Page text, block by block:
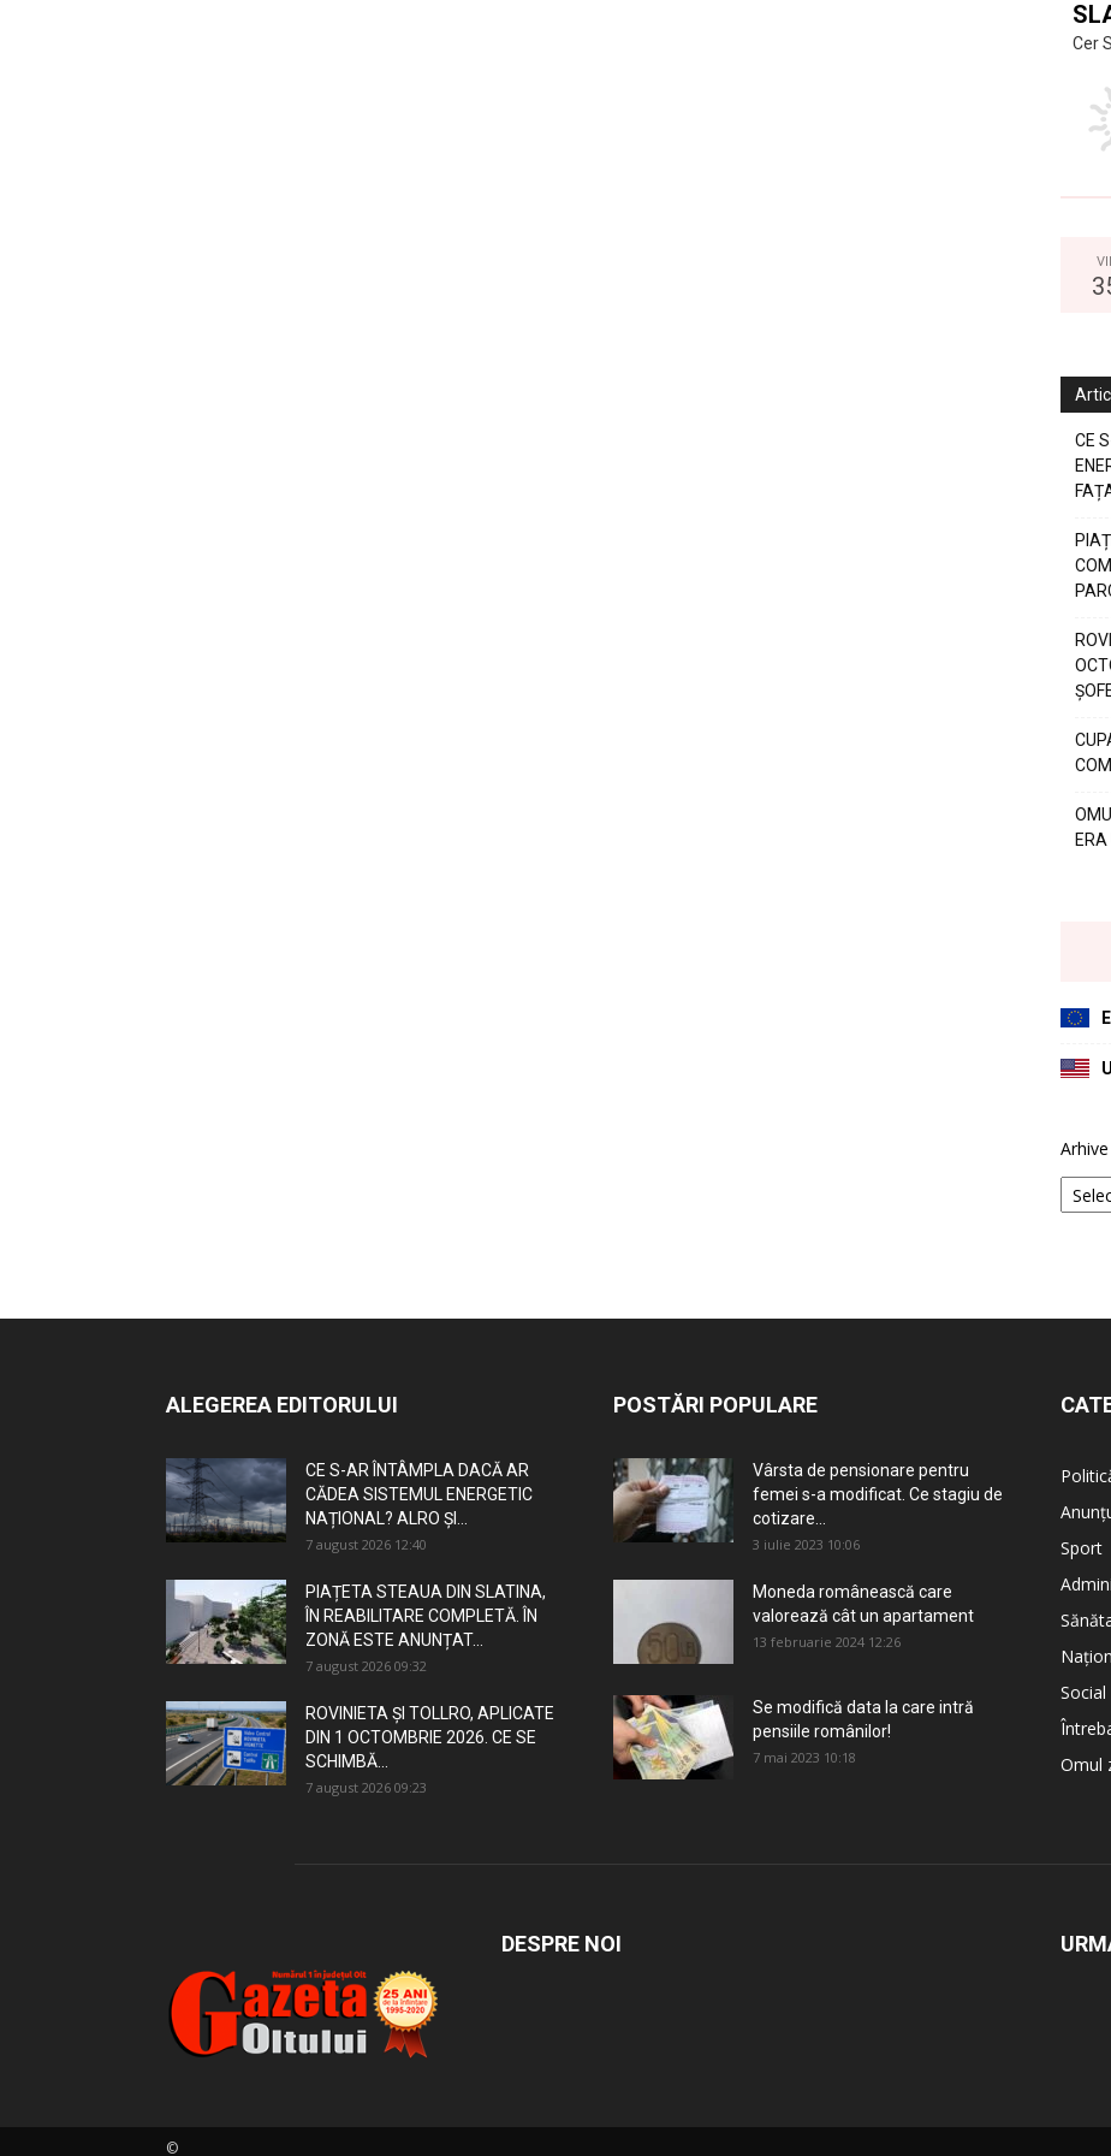
Cer
CE
Arhive
ALEGEREA EDITORULUI
CE S-AR ÎNTÂMPLA DACĂ AR
CĂDEA SISTEMUL ENERGETIC
NAȚIONAL? ALRO ȘI...
7 august 2026 12:40
PIAȚETA STEAUA DIN SLATINA,
ÎN REABILITARE COMPLETĂ. ÎN
ZONĂ ESTE ANUNȚAT...
7 august 2026 09:32
ROVINIETA ȘI TOLLRO, APLICATE
DIN 1 OCTOMBRIE 2026. CE SE
SCHIMBĂ...
7 august 2026 09:23
POSTĂRI POPULARE
Vârsta de pensionare pentru
femei s-a modificat. Ce stagiu de
cotizare...
3 iulie 2023 10:06
Moneda românească care
valorează cât un apartament
13 februarie 2024 12:26
Se modifică data la care intră
pensiile românilor!
7 mai 2023 10:18
Sport
Social
Omul
DESPRE NOI
©